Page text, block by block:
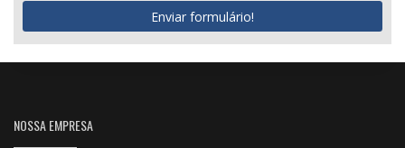
Enviar formulário!
NOSSA EMPRESA